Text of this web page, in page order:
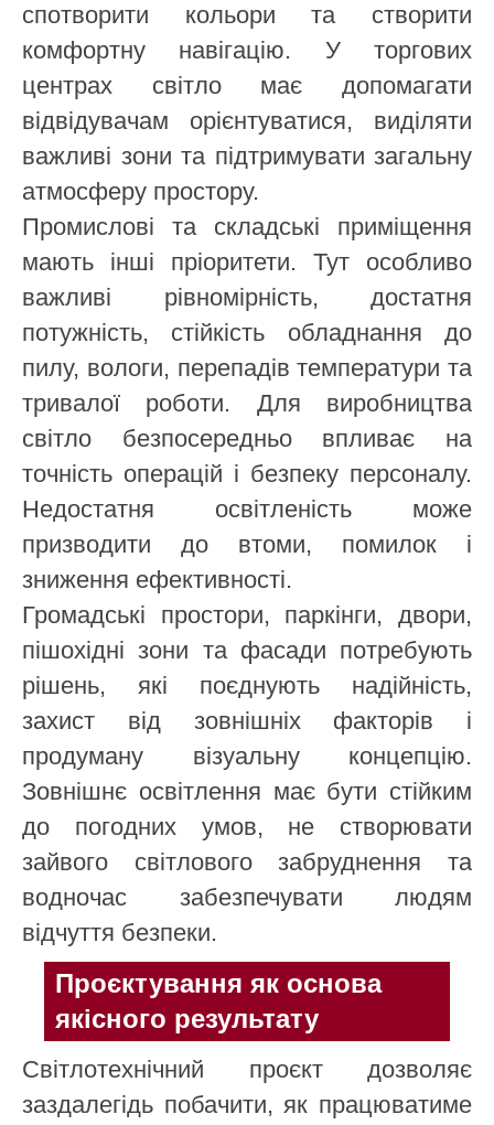
спотворити кольори та створити
комфортну навігацію. У торгових
центрах світло має допомагати
відвідувачам орієнтуватися, виділяти
важливі зони та підтримувати загальну
атмосферу простору.
Промислові та складські приміщення
мають інші пріоритети. Тут особливо
важливі рівномірність, достатня
потужність, стійкість обладнання до
пилу, вологи, перепадів температури та
тривалої роботи. Для виробництва
світло безпосередньо впливає на
точність операцій і безпеку персоналу.
Недостатня освітленість може
призводити до втоми, помилок і
зниження ефективності.
Громадські простори, паркінги, двори,
пішохідні зони та фасади потребують
рішень, які поєднують надійність,
захист від зовнішніх факторів і
продуману візуальну концепцію.
Зовнішнє освітлення має бути стійким
до погодних умов, не створювати
зайвого світлового забруднення та
водночас забезпечувати людям
відчуття безпеки.
Проєктування як основа
якісного результату
Світлотехнічний проєкт дозволяє
заздалегідь побачити, як працюватиме